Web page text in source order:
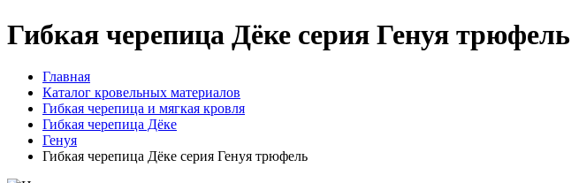
Гибкая черепица Дёке серия Генуя трюфель
Главная
Каталог кровельных материалов
Гибкая черепица и мягкая кровля
Гибкая черепица Дёке
Генуя
Гибкая черепица Дёке серия Генуя трюфель